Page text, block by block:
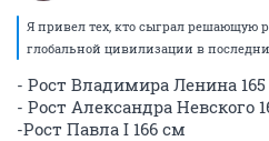
Я привел тех, кто сыграл решающую
глобальной цивилизации в
- Рост Владимира Ленина
- Рост Александра Невского
-Рост Павла I 166 см